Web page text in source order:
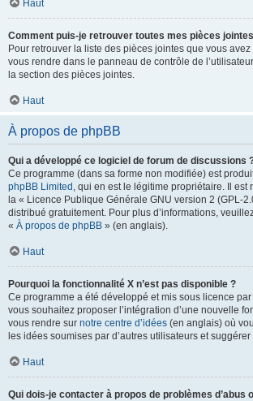
Haut
Comment puis-je retrouver toutes mes pièces
Pour retrouver la liste des pièces jointes que vous
vous rendre dans le panneau de contrôle de
la section des pièces jointes.
Haut
À propos de phpBB
Qui a développé ce logiciel de forum de discussions
Ce programme (dans sa forme non modifiée) est
phpBB Limited , qui en est le légitime propriétaire. Il est
la « Licence Publique Générale GNU version 2 (GPL-
distribué gratuitement. Pour plus d’informations,
« À propos de phpBB » (en anglais).
Haut
Pourquoi la fonctionnalité X n’est pas disponible ?
Ce programme a été développé et mis sous licence
vous souhaitez proposer l’intégration d’une nouvelle
vous rendre sur notre centre d’idées (en anglais) où
les idées soumises par d’autres utilisateurs et
Haut
Qui dois-je contacter à propos de problèmes d’abus